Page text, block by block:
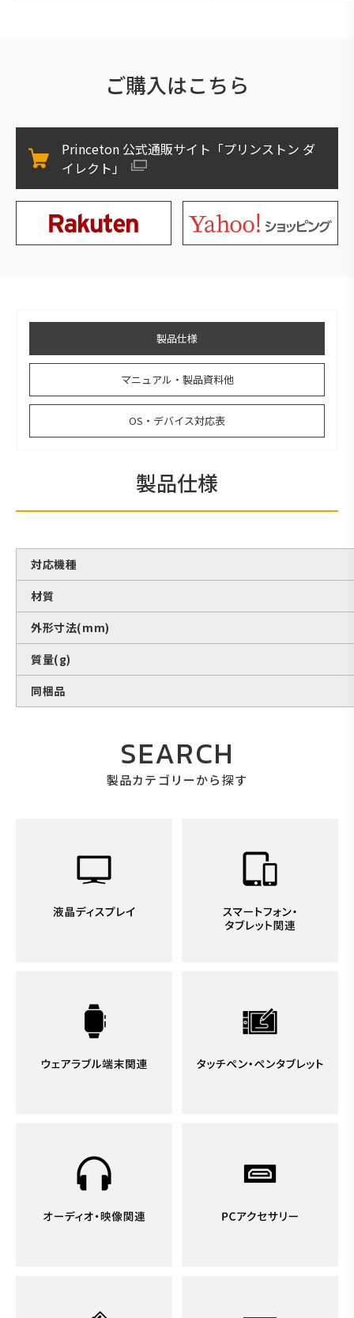
ご購入はこちら
Princeton 公式通販サイト「プリンストン ダ
イレクト」
製品仕様
マニュアル・製品資料他
OS・デバイス対応表
製品仕様
対応機種
材質
外形寸法(mm)
質量(g)
同梱品
SEARCH
製品カテゴリーから探す